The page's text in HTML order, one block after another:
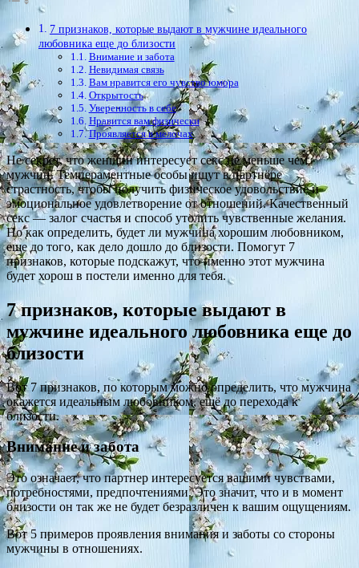
7 признаков, которые выдают в мужчине идеального
любовника еще до близости
Внимание и забота
Невидимая связь
Вам нравится его чувство юмора
Открытость
Уверенность в себе
Нравится вам физически
Проявляется в мелочах
Не секрет, что женщин интересует секс не меньше чем
мужчин. Темпераментные особы ищут в партнёре
страстность, чтобы получить физическое удовольствие и
эмоциональное удовлетворение от отношений. Качественный
секс — залог счастья и способ утолить чувственные желания.
Но как определить, будет ли мужчина хорошим любовником,
еще до того, как дело дошло до близости. Помогут 7
признаков, которые подскажут, что именно этот мужчина
будет хорош в постели именно для тебя.
7 признаков, которые выдают в
мужчине идеального любовника еще до
близости
Вот 7 признаков, по которым можно определить, что мужчина
окажется идеальным любовником, ещё до перехода к
близости.
Внимание и забота
Это означает, что партнер интересуется вашими чувствами,
потребностями, предпочтениями. Это значит, что и в момент
близости он так же не будет безразличен к вашим ощущениям.
Вот 5 примеров проявления внимания и заботы со стороны
мужчины в отношениях.